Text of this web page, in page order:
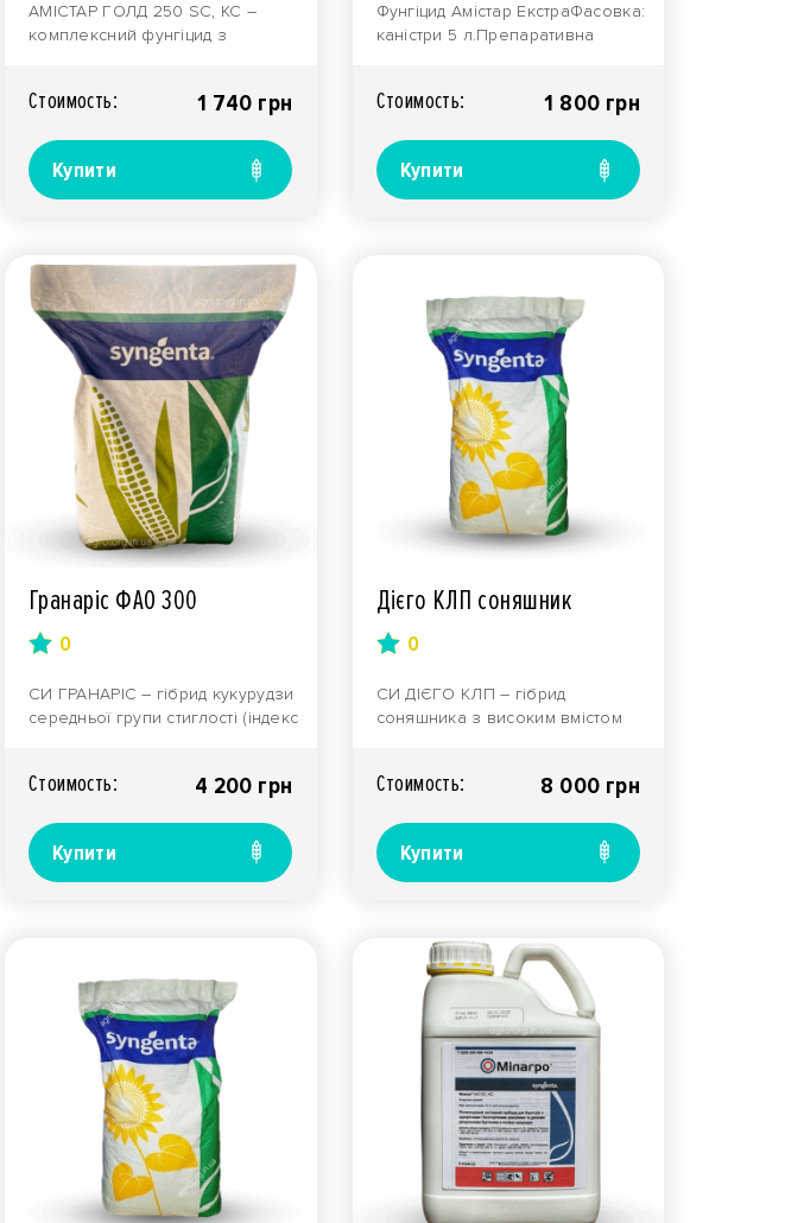
АМІСТАР ГОЛД 250 SC, KC –
комплексний фунгіцид з
Стоимость: 1 740 грн
Купити
Фунгіцид Амістар ЕкстраФасовка:
каністри 5 л.Препаративна
Стоимость: 1 800 грн
Купити
Гранаріс ФАО 300
0
СИ ГРАНАРІС – гібрид кукурудзи
середньої групи стиглості (індекс
Стоимость: 4 200 грн
Купити
Дієго КЛП соняшник
0
СИ ДІЄГО КЛП – гібрид
соняшника з високим вмістом
Стоимость: 8 000 грн
Купити